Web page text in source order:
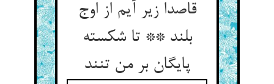
قاصدا زیر آیم از اوج
بلند ** تا شکسته
پایگان بر من تنند